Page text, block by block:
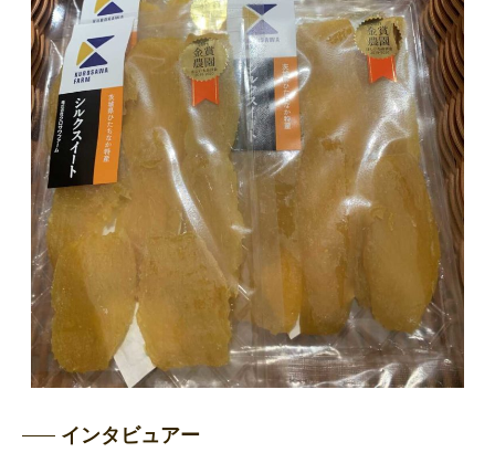
インタビュアー